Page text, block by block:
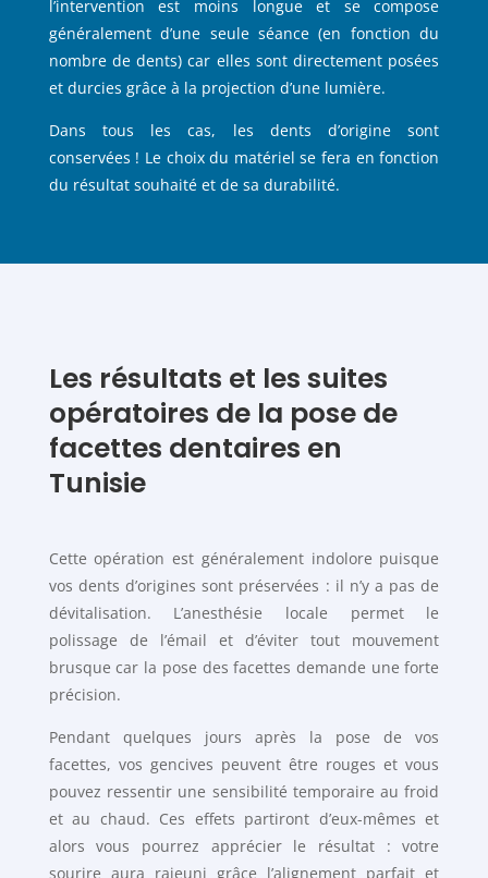
l’intervention est moins longue et se compose
généralement d’une seule séance (en fonction du
nombre de dents) car elles sont directement posées
et durcies grâce à la projection d’une lumière.
Dans tous les cas, les dents d’origine sont
conservées ! Le choix du matériel se fera en fonction
du résultat souhaité et de sa durabilité.
Les résultats et les suites
opératoires de la pose de
facettes dentaires en
Tunisie
Cette opération est généralement indolore puisque
vos dents d’origines sont préservées : il n’y a pas de
dévitalisation. L’anesthésie locale permet le
polissage de l’émail et d’éviter tout mouvement
brusque car la pose des facettes demande une forte
précision.
Pendant quelques jours après la pose de vos
facettes, vos gencives peuvent être rouges et vous
pouvez ressentir une sensibilité temporaire au froid
et au chaud. Ces effets partiront d’eux-mêmes et
alors vous pourrez apprécier le résultat : votre
sourire aura rajeuni grâce l’alignement parfait et